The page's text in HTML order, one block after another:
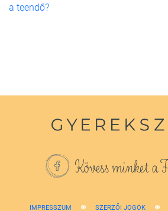
a teendő?
Kövess minket a
IMPRESSZUM SZERZŐI JOGOK